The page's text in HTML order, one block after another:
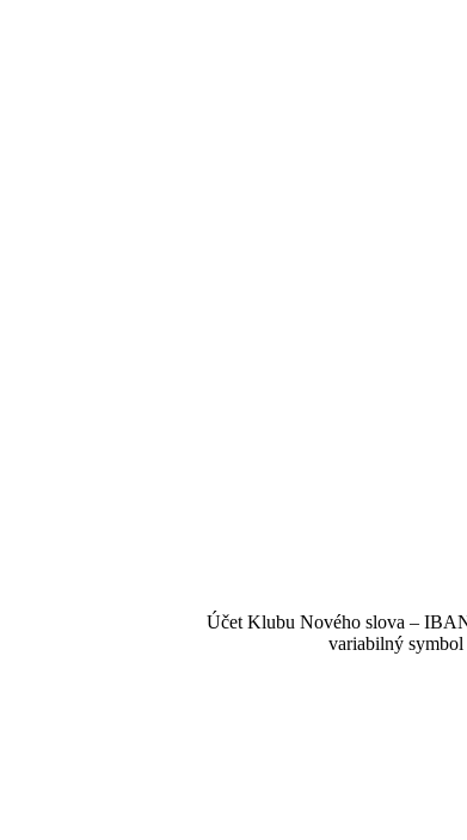
Účet Klubu Nového slova –
variabilný